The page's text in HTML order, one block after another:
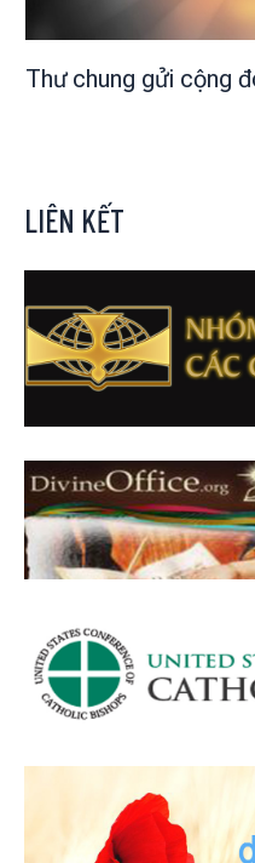
Thư chung gửi cộng
LIÊN KẾT